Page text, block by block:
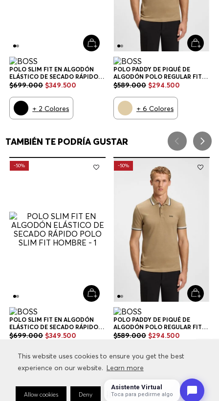
This website uses cookies to ensure you get the best
experience on our website. Learn more
Allow cookies Deny Cookie Preferences
This website uses cookies to ensure you get the best
experience on our website. Learn more
Allow cookies Deny Cookie Preferences
POLO SLIM FIT EN ALGODÓN
ELÁSTICO DE SECADO RÁPIDO
POLO SLIM FIT HOMBRE
$699.000 $349.500
+ 2 Colores
POLO PADDY DE PIQUÉ DE
ALGODÓN POLO REGULAR FIT
HOMBRE
$589.000 $294.500
+ 6 Colores
TAMBIÉN TE PODRÍA GUSTAR
-50%
POLO SLIM FIT EN ALGODÓN
ELÁSTICO DE SECADO RÁPIDO
POLO SLIM FIT HOMBRE
$699.000 $349.500
+2 Colores
-50%
POLO PADDY DE PIQUÉ DE
ALGODÓN POLO REGULAR FIT
HOMBRE
$589.000 $294.500
+6 Colores
Asistente Virtual
Toca para pedirme algo